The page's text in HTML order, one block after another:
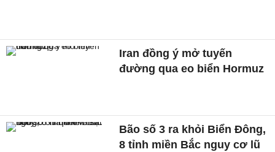
Iran đồng ý mở tuyến
đường qua eo biển Hormuz
Bão số 3 ra khỏi Biển Đông,
8 tỉnh miền Bắc nguy cơ lũ